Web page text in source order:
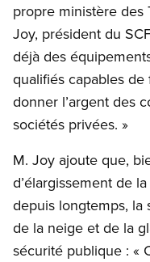
propre ministère des
Joy, président du
déjà des
qualifiés capables
donner l’argent des
sociétés privées. »
M. Joy ajoute que,
d’élargissement de
depuis longtemps, la
de la neige et de la
sécurité publique : «